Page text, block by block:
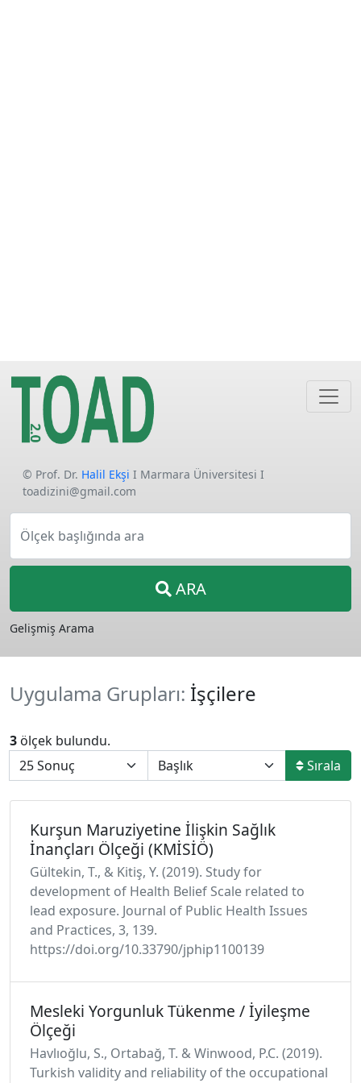
© Prof. Dr. Halil Ekşi I Marmara Üniversitesi I
toadizini@gmail.com
Ölçek başlığında ara
ARA
Gelişmiş Arama
Uygulama Grupları: İşçilere
3 ölçek bulundu.
Sırala
Kurşun Maruziyetine İlişkin Sağlık
İnançları Ölçeği (KMİSİÖ)
Gültekin, T., & Kitiş, Y. (2019). Study for
development of Health Belief Scale related to
lead exposure. Journal of Public Health Issues
and Practices, 3, 139.
https://doi.org/10.33790/jphip1100139
Mesleki Yorgunluk Tükenme / İyileşme
Ölçeği
Havlıoğlu, S., Ortabağ, T. & Winwood, P.C. (2019).
Turkish validity and reliability of the occupational